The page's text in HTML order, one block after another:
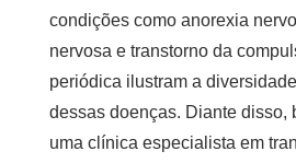
condições como anorexia
nervosa e transtorno da
periódica ilustram a
dessas doenças. Diante disso,
uma clínica especialista em